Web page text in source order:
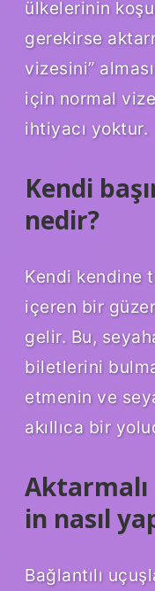
ülkelerinin
gerekirse
vizesini”
için normal
ihtiyacı yoktur.
Kendi
nedir?
Kendi kendine
içeren bir
gelir. Bu,
biletlerini
etmenin ve
akıllıca bir
Aktarmalı
in nasıl
Bağlantılı